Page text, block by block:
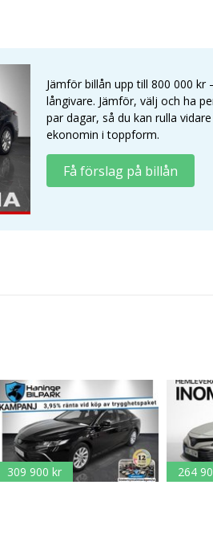
Jämför billån upp till 800 000
långivare. Jämför, välj och ha
par dagar, så du kan rulla
ekonomin i toppform.
Få förslag på billån
309 900 kr 264